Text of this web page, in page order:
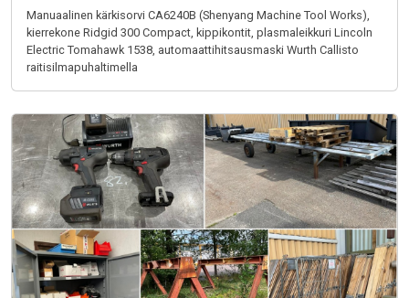
Manuaalinen kärkisorvi CA6240B (Shenyang Machine Tool Works),
kierrekone Ridgid 300 Compact, kippikontit, plasmaleikkuri Lincoln
Electric Tomahawk 1538, automaattihitsausmaski Wurth Callisto
raitisilmapuhaltimella